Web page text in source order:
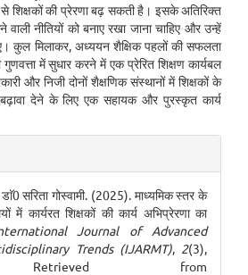
शिक्षकों की प्रेरणा बढ़ सकती है। इसके अतिरिक्त
वाली नीतियों को बनाए रखा जाना चाहिए और उन्हें
कुल मिलाकर, अध्ययन शैक्षिक पहलों की सफलता
में सुधार करने में एक प्रेरित शिक्षण कार्यबल
और निजी दोनों शैक्षणिक संस्थानों में शिक्षकों के
बढ़ावा देने के लिए एक सहायक और पुरस्कृत कार्य
सरिता गोस्वामी. (2025). माध्यमिक स्तर के
में कार्यरत शिक्षकों की कार्य अभिप्रेरणा का
Journal of Advanced
Trends (IJARMT), 2(3),
Retrieved from